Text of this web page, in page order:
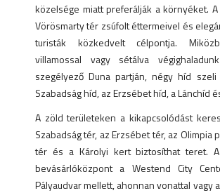
közelsége miatt preferálják a környéket. A
Vörösmarty tér zsúfolt éttermeivel és
turisták közkedvelt célpontja.
villamossal vagy sétálva
szegélyező Duna partján, négy híd
Szabadság híd, az Erzsébet híd, a Lánchíd
A zöld területeken a kikapcsolódást
Szabadság tér, az Erzsébet tér, az Olimpia
tér és a Károlyi kert biztosíthat teret.
bevásárlóközpont a Westend City
Pályaudvar mellett, ahonnan vonattal vagy